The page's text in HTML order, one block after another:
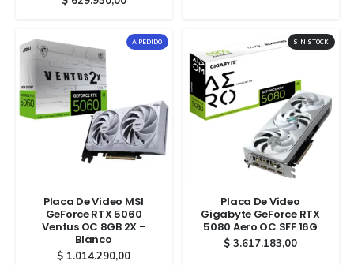
A PEDIDO
Placa De Video MSI
GeForce RTX 5060
Ventus OC 8GB 2X -
Blanco
$ 1.014.290,00
SIN STOCK
Placa De Video
Gigabyte GeForce RTX
5080 Aero OC SFF 16G
$ 3.617.183,00